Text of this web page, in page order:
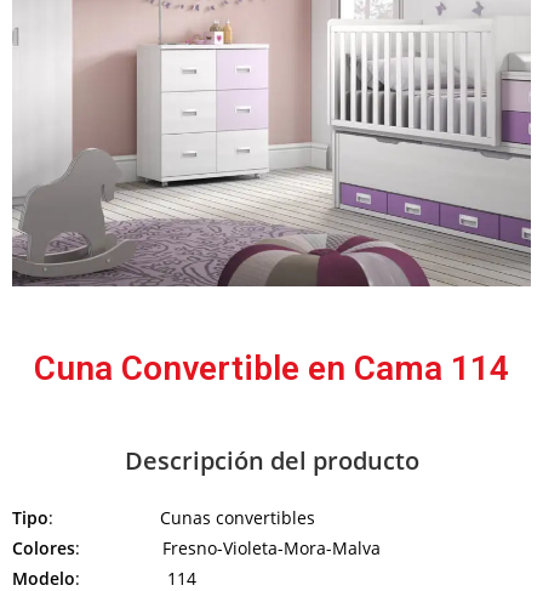
Cuna Convertible en Cama 114
Descripción del producto
Tipo: Cunas convertibles
Colores: Fresno-Violeta-Mora-Malva
Modelo: 114